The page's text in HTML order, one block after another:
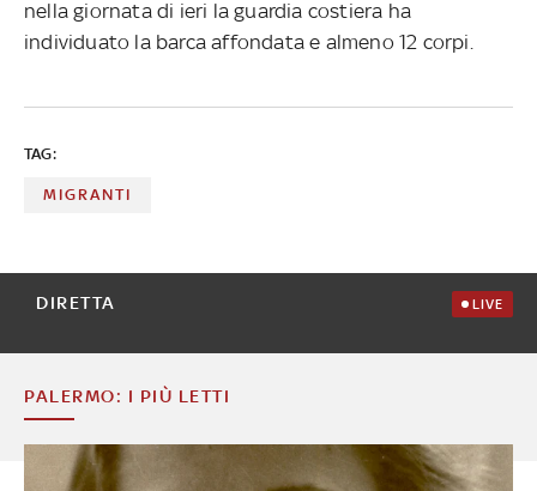
nella giornata di ieri la guardia costiera ha
individuato la barca affondata e almeno 12 corpi.
TAG:
MIGRANTI
DIRETTA LIVE
PALERMO: I PIÙ LETTI